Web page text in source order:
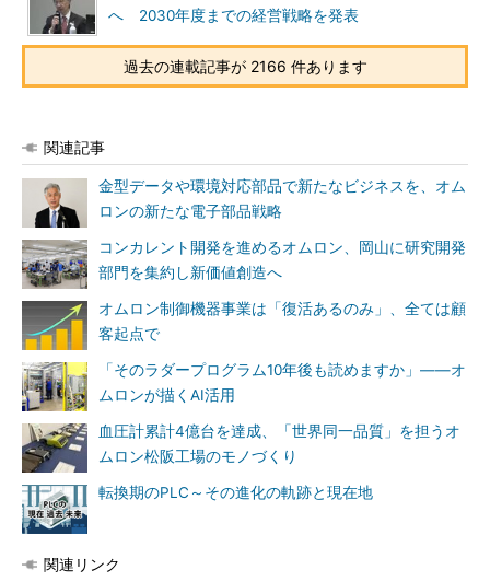
へ 2030年度までの経営戦略を発表
過去の連載記事が 2166 件あります
関連記事
金型データや環境対応部品で新たなビジネスを、オム
ロンの新たな電子部品戦略
コンカレント開発を進めるオムロン、岡山に研究開発
部門を集約し新価値創造へ
オムロン制御機器事業は「復活あるのみ」、全ては顧
客起点で
「そのラダープログラム10年後も読めますか」――オ
ムロンが描くAI活用
血圧計累計4億台を達成、「世界同一品質」を担うオ
ムロン松阪工場のモノづくり
転換期のPLC～その進化の軌跡と現在地
関連リンク